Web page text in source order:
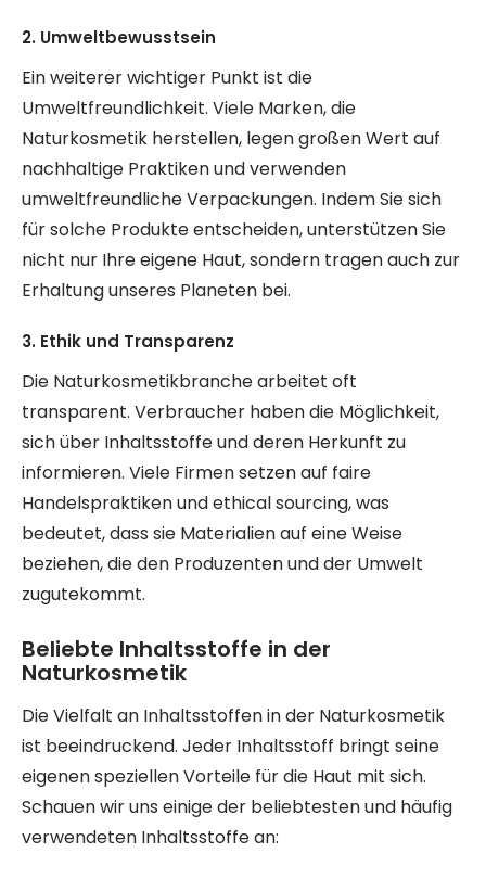
2. Umweltbewusstsein
Ein weiterer wichtiger Punkt ist die
Umweltfreundlichkeit. Viele Marken, die
Naturkosmetik herstellen, legen großen Wert auf
nachhaltige Praktiken und verwenden
umweltfreundliche Verpackungen. Indem Sie sich
für solche Produkte entscheiden, unterstützen Sie
nicht nur Ihre eigene Haut, sondern tragen auch zur
Erhaltung unseres Planeten bei.
3. Ethik und Transparenz
Die Naturkosmetikbranche arbeitet oft
transparent. Verbraucher haben die Möglichkeit,
sich über Inhaltsstoffe und deren Herkunft zu
informieren. Viele Firmen setzen auf faire
Handelspraktiken und ethical sourcing, was
bedeutet, dass sie Materialien auf eine Weise
beziehen, die den Produzenten und der Umwelt
zugutekommt.
Beliebte Inhaltsstoffe in der
Naturkosmetik
Die Vielfalt an Inhaltsstoffen in der Naturkosmetik
ist beeindruckend. Jeder Inhaltsstoff bringt seine
eigenen speziellen Vorteile für die Haut mit sich.
Schauen wir uns einige der beliebtesten und häufig
verwendeten Inhaltsstoffe an: